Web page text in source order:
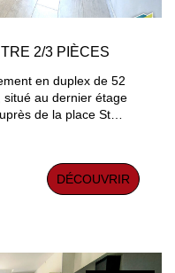
2/3 PIÈCES
en duplex de 52
situé au dernier étage
de la place St
Charme de
de coeur
DÉCOUVRIR